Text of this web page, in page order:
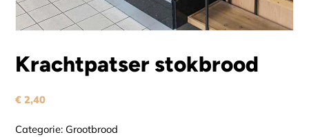
Krachtpatser stokbrood
€ 2,40
Categorie: Grootbrood